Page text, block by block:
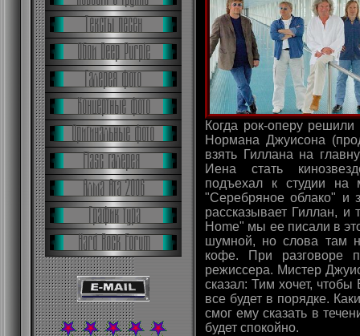
Когда рок-оперу
Нормана Джуисона
взять Гиллана на
Иена стать
подъехал к студии на
"Серебряное облако" и
рассказывает Гиллан,
Home" мы ее писали в
шумной, но слова там
кофе. При разговоре
режиссера. Мистер
сказал: Тим хочет,
все будет в порядке.
смог ему сказать в
будет спокойно.